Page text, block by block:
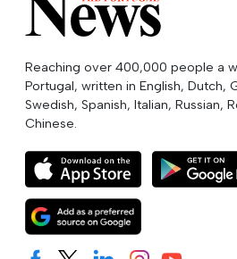
Reaching over 400,000 people a
Portugal, written in English, Dutch,
Swedish, Spanish, Italian, Russian,
Chinese.